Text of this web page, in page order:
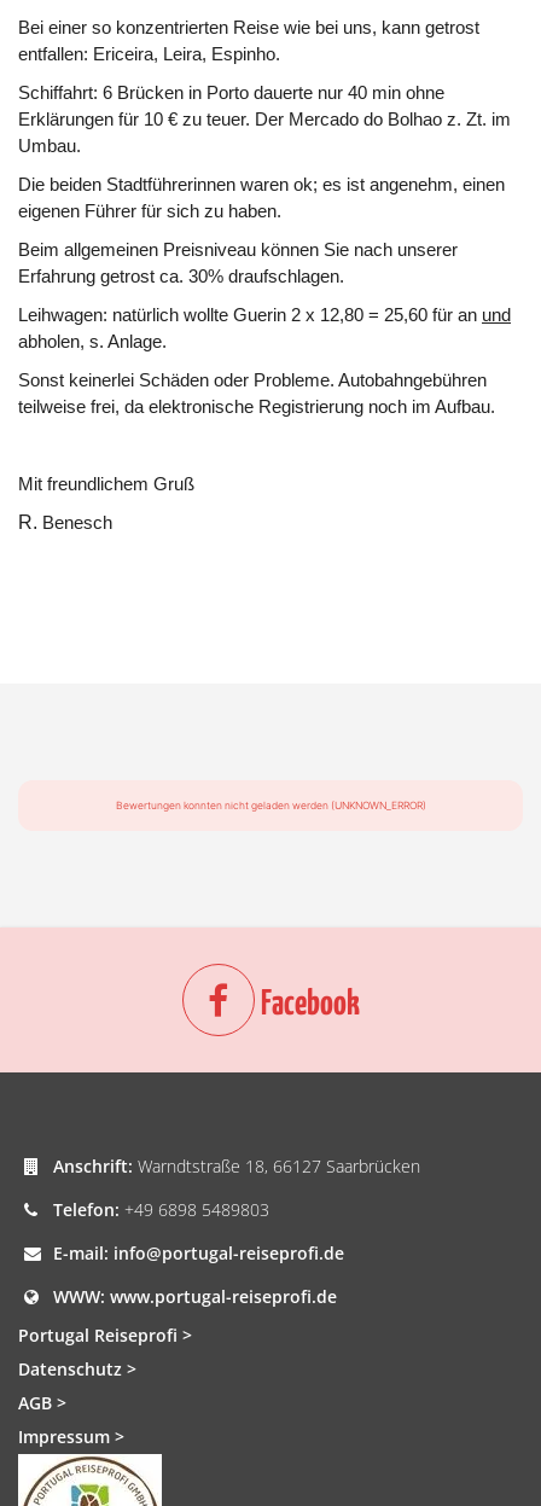
Bei einer so konzentrierten Reise wie bei uns, kann getrost
entfallen: Ericeira, Leira, Espinho.
Schiffahrt: 6 Brücken in Porto dauerte nur 40 min ohne
Erklärungen für 10 € zu teuer. Der Mercado do Bolhao z. Zt. im
Umbau.
Die beiden Stadtführerinnen waren ok; es ist angenehm, einen
eigenen Führer für sich zu haben.
Beim allgemeinen Preisniveau können Sie nach unserer
Erfahrung getrost ca. 30% draufschlagen.
Leihwagen: natürlich wollte Guerin 2 x 12,80 = 25,60 für an und
abholen, s. Anlage.
Sonst keinerlei Schäden oder Probleme. Autobahngebühren
teilweise frei, da elektronische Registrierung noch im Aufbau.
Mit freundlichem Gruß
R. Benesch
Bewertungen konnten nicht geladen werden (UNKNOWN_ERROR)
Facebook
Anschrift: Warndtstraße 18, 66127 Saarbrücken
Telefon: +49 6898 5489803
E-mail: info@portugal-reiseprofi.de
WWW: www.portugal-reiseprofi.de
Portugal Reiseprofi >
Datenschutz >
AGB >
Impressum >